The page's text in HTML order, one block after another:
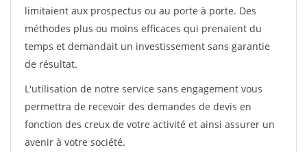
limitaient aux prospectus ou au porte à porte. Des
méthodes plus ou moins efficaces qui prenaient du
temps et demandait un investissement sans garantie
de résultat.
L'utilisation de notre service sans engagement vous
permettra de recevoir des demandes de devis en
fonction des creux de votre activité et ainsi assurer un
avenir à votre société.